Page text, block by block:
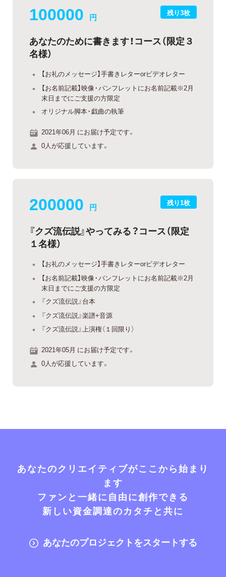
残り3枚
100000 円
あなたのために書きます！コース（限定３
名様）
【お礼のメッセージ】手書きレターorビデオレター
【お名前記載】映像・パンフレットにお名前記載※2月
末日までにご支援の方限定
オリジナル脚本・戯曲の執筆
2021年06月 にお届け予定です。
0人が応援しています。
残り1枚
200000 円
『クズ流伝説』やってみる？コース（限定
１名様）
【お礼のメッセージ】手書きレターorビデオレター
【お名前記載】映像・パンフレットにお名前記載※2月
末日までにご支援の方限定
『クズ流伝説』台本
『クズ流伝説』楽譜+音源
『クズ流伝説』上演権（１回限り）
2021年05月 にお届け予定です。
0人が応援しています。
あなたのクリエイティブがここから始まり
ます
ファンと一緒に自由に創作できる
新しい資金調達のカタチと共に
あなたのプロジェクトをスタートする